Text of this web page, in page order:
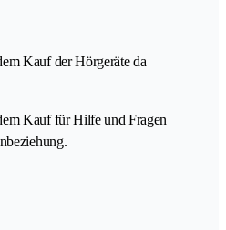
Kauf der Hörgeräte da
Kauf für Hilfe und Fragen